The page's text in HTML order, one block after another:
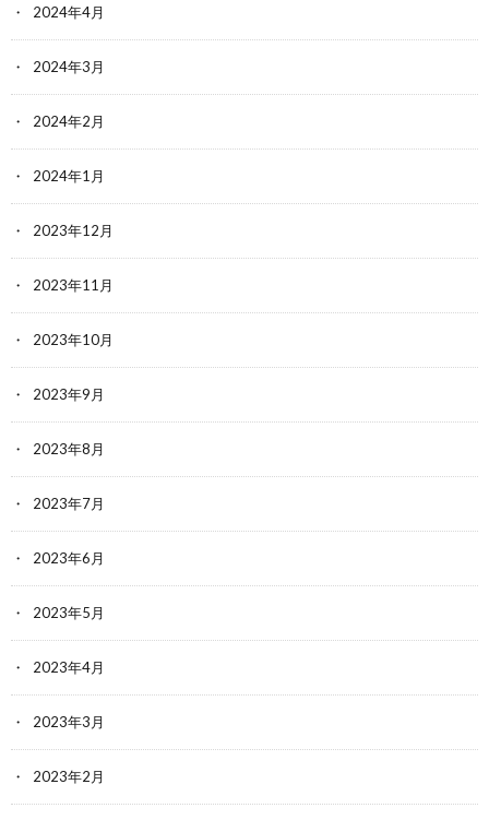
2024年4月
2024年3月
2024年2月
2024年1月
2023年12月
2023年11月
2023年10月
2023年9月
2023年8月
2023年7月
2023年6月
2023年5月
2023年4月
2023年3月
2023年2月